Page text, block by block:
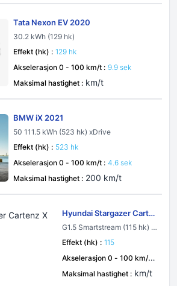
Tata Nexon EV 2020
30.2 kWh (129 hk)
Effekt (hk) : 129 hk
Akselerasjon 0 - 100 km/t : 9.9 sek
Maksimal hastighet : km/t
BMW iX 2021
50 111.5 kWh (523 hk) xDrive
Effekt (hk) : 523 hk
Akselerasjon 0 - 100 km/t : 4.6 sek
Maksimal hastighet : 200 km/t
Hyundai Stargazer Carte
nz X 2025
G1.5 Smartstream (115 hk) I
Effekt (hk) : 115
Akselerasjon 0 - 100 km/t :
sek
Maksimal hastighet : km/t